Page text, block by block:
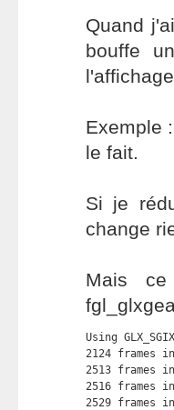
Quand
bouffe
Exemple
le fait.
Si je
change
Mais
Using
2124 frames
2513 frames
2516 frames
2529 frames